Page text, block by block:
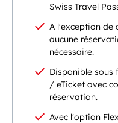
Swiss Travel
A l'exception de
aucune
nécessaire.
Disponible sous
/ eTicket avec
réservation.
Avec l'option